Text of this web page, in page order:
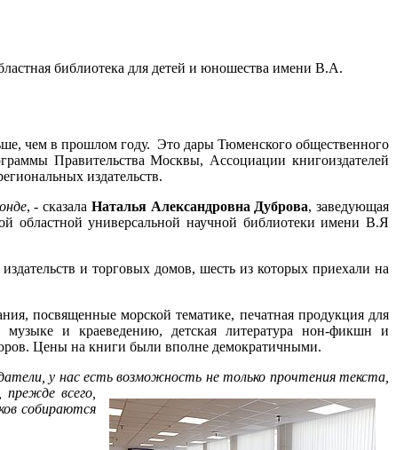
библиотека для детей и юношества имени В.А.
чем в прошлом году. Это дары Тюменского общественного
Правительства Москвы, Ассоциации книгоиздателей
издательств.
, - сказала Наталья Александровна Дуброва, заведующая
областной универсальной научной библиотеки имени В.Я
и торговых домов, шесть из которых приехали на
посвященные морской тематике, печатная продукция для
музыке и краеведению, детская литература нон-фикшн и
Цены на книги были вполне демократичными.
у нас есть возможность не только прочтения текста,
всего,
собираются